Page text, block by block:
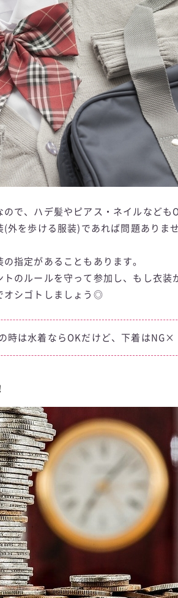
で、ハデ髪やピアス・ネイルなども
(外を歩ける服装)であれば問題ありませ
指定があることもあります。
トのルールを守って参加し、もし衣装
オシゴトしましょう◎
時は水着ならOKだけど、下着はNG×